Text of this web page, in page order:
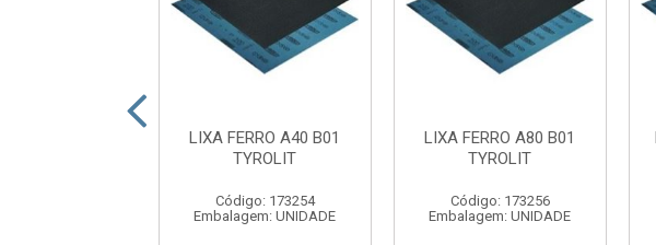
LIXA FERRO A40 B01
TYROLIT
Código: 173254
Embalagem: UNIDADE
LIXA FERRO A80 B01
TYROLIT
Código: 173256
Embalagem: UNIDADE